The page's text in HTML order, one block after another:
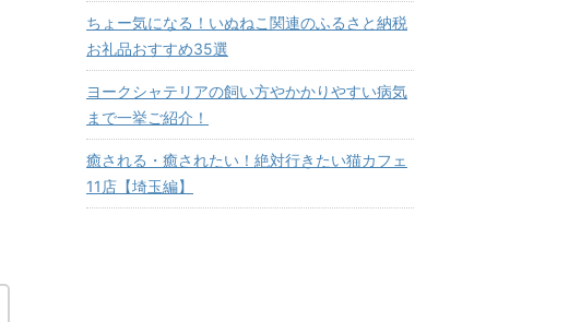
ちょー気になる！いぬねこ関連のふるさと納税
お礼品おすすめ35選
ヨークシャテリアの飼い方やかかりやすい病気
まで一挙ご紹介！
癒される・癒されたい！絶対行きたい猫カフェ
11店【埼玉編】